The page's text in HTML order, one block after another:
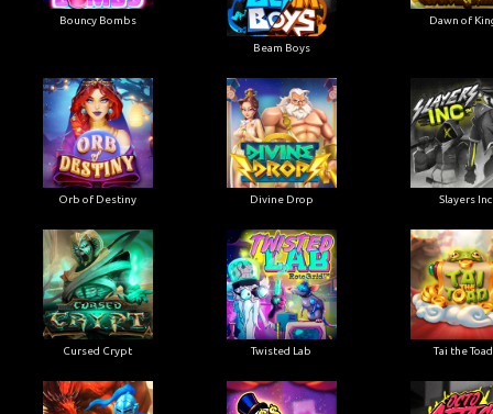
Bouncy Bombs
Beam Boys
Dawn of
Orb of Destiny Divine Drop Slayers Inc
Cursed Crypt Twisted Lab Tai the